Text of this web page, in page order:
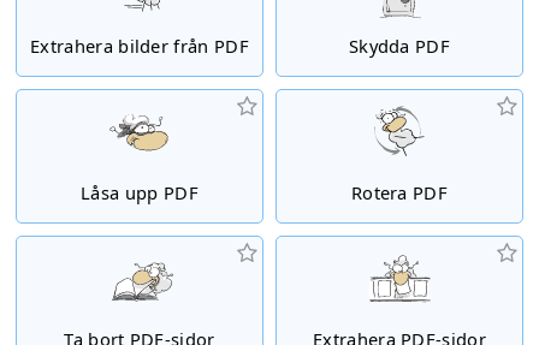
Extrahera bilder från PDF Skydda PDF
Låsa upp PDF Rotera PDF
Ta bort PDF-sidor Extrahera PDF-sidor